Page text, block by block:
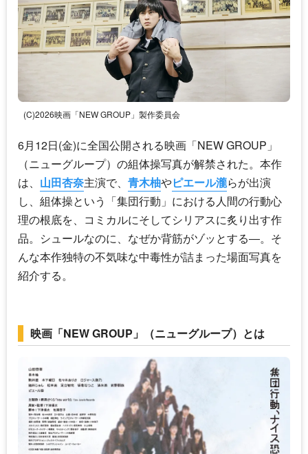
(C)2026映画「NEW GROUP」製作委員会
6月12日(金)に全国公開される映画「NEW GROUP」
（ニューグループ）の組体操写真が解禁された。本作
は、 山田杏奈主演で、 青木柚やピエール瀧らが出演
し、組体操という「集団行動」における人間の行動心
理の根底を、コミカルにそしてシリアスに炙り出す作
品。シュールなのに、なぜか背筋がゾッとする―。そ
んな本作独特の不気味な中毒性が詰まった場面写真を
紹介する。
映画「NEW GROUP」（ニューグループ）とは